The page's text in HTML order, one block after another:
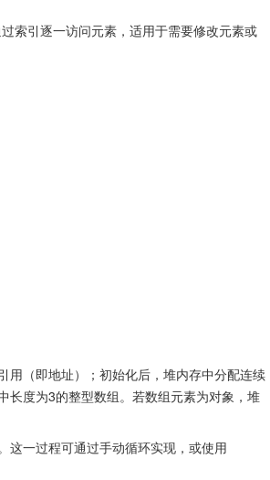
索引逐一访问元素，适用于需要修改元素或
用（即地址）；初始化后，堆内存中分配连续
长度为3的整型数组。若数组元素为对象，堆
这一过程可通过手动循环实现，或使用